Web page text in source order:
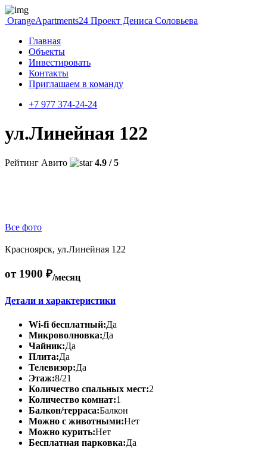
OrangeApartments24 Проект Дениса Соловьева
Главная
Объекты
Инвестировать
Контакты
Приглашаем в команду
+7 977 374-24-24
ул.Линейная 122
Рейтинг Авито 4.9 / 5
Все фото
Красноярск, ул.Линейная 122
от 1900 ₽/месяц
Детали и характеристики
Wi-fi бесплатный:Да
Микроволновка:Да
Чайник:Да
Плита:Да
Телевизор:Да
Этаж:8/21
Количество спальных мест:2
Количество комнат:1
Балкон/терраса:Балкон
Можно с животными:Нет
Можно курить:Нет
Бесплатная парковка:Да